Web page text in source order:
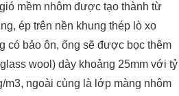
mềm nhôm được tạo thành từ
ép trên nền khung thép lò xo
bảo ôn, ống sẽ được bọc thêm
wool) dày khoảng 25mm với tỷ
m3, ngoài cùng là lớp màng nhôm